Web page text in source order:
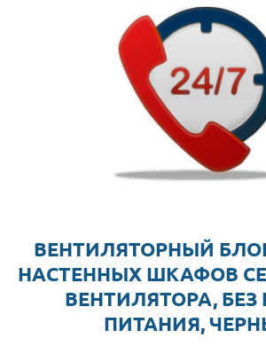
ВЕНТИЛЯТОРНЫЙ
НАСТЕННЫХ ШКАФОВ
ВЕНТИЛЯТОРА,
ПИТАНИЯ,